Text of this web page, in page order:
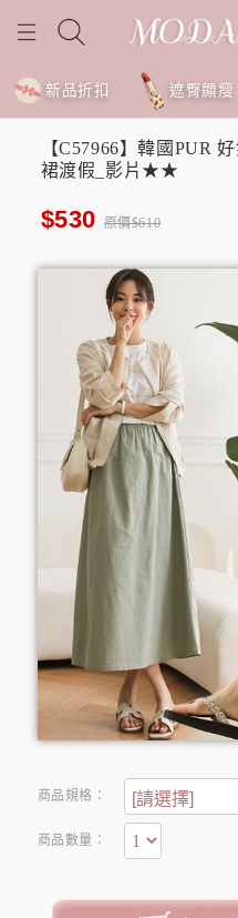
新品折扣 遮臀顯瘦
【C57966】韓國PUR
裙渡假_影片★★
$530 原價$610
商品規格：
商品數量：